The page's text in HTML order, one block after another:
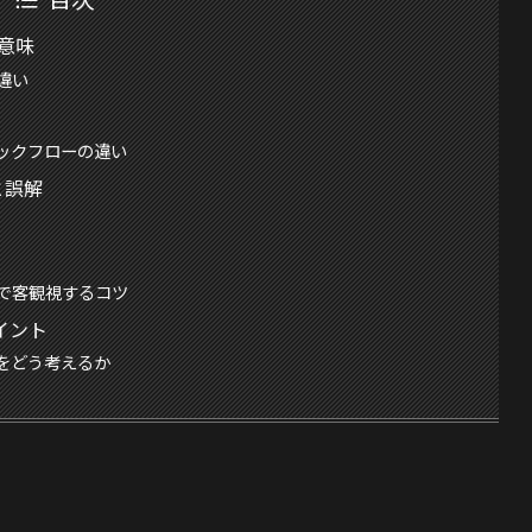
味
い
クフローの違い
解
客観視するコツ
ント
どう考えるか